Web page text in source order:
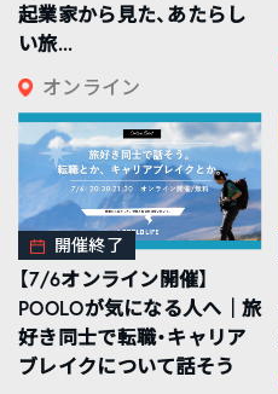
起業家から見た、あたらし
い旅...
オンライン
開催終了
【7/6オンライン開催】
POOLOが気になる人へ｜旅
好き同士で転職・キャリア
ブレイクについて話そう